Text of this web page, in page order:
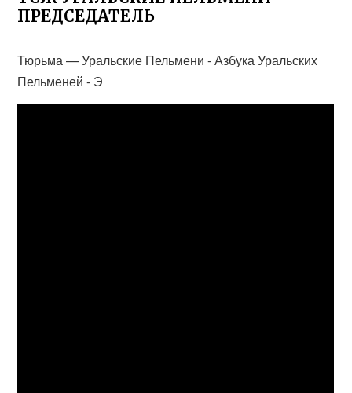
ПРЕДСЕДАТЕЛЬ
Тюрьма — Уральские Пельмени - Азбука Уральских
Пельменей - Э